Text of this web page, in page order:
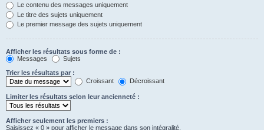
Le contenu des messages uniquement
Le titre des sujets uniquement
Le premier message des sujets uniquement
Afficher les résultats sous forme de :
Messages
Sujets
Trier les résultats par :
Croissant
Décroissant
Limiter les résultats selon leur ancienneté :
Afficher seulement les premiers :
Saisissez « 0 » pour afficher le message dans son intégralité.